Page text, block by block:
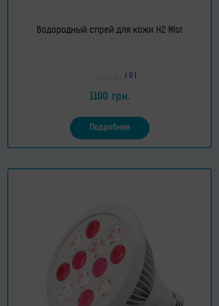
Водородный спрей для кожи H2 Mist
0
из
( 0 )
1100 грн.
Подробнее